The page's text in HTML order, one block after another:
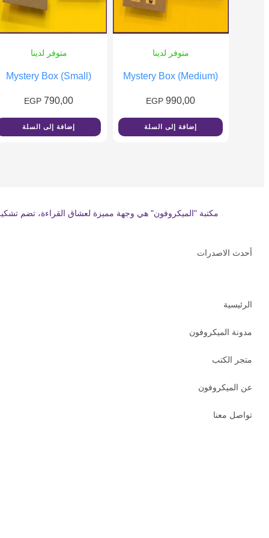
متوفر لدينا
Mystery Box (Medium)
990,00
EGP
إضافة إلى السلة
متوفر لدينا
Mystery Box (Small)
790,00
EGP
إضافة إلى السلة
مكتبة "الميكروفون" هي وجهة مميزة لعشاق القراءة، تضم
أحدث الاصدرات
الرئيسية
مدونة الميكروفون
متجر الكتب
عن الميكروفون
تواصل معنا